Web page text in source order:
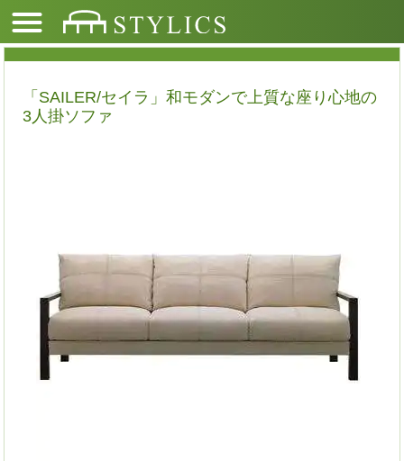
「SAILER/セイラ」和モダンで上質な座り心地の
3人掛ソファ